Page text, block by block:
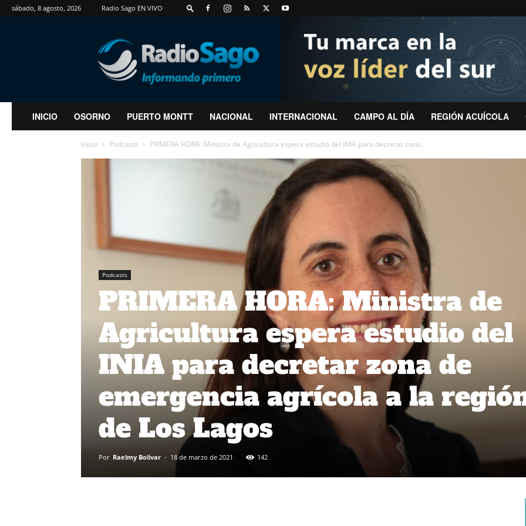
sábado, 8 agosto, 2026 Radio Sago EN VIVO
RadioSago
INICIO OSORNO PUERTO MONTT NACIONAL INTERNACIONAL CAMPO AL DÍA REGIÓN ACUÍCOLA
Inicio Podcasts PRIMERA HORA: Ministra de Agricultura espera estudio del INIA para decretar zona...
Podcasts
PRIMERA HORA: Ministra de
Agricultura espera estudio del
INIA para decretar zona de
emergencia agrícola a la
de Los Lagos
Por Raelmy Bolivar - 18 de marzo de 2021 142